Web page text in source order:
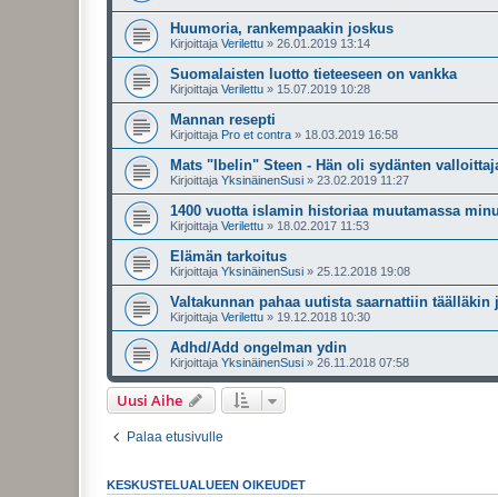
Huumoria, rankempaakin joskus
Kirjoittaja Verilettu » 26.01.2019 13:14
Suomalaisten luotto tieteeseen on vankka
Kirjoittaja Verilettu » 15.07.2019 10:28
Mannan resepti
Kirjoittaja Pro et contra » 18.03.2019 16:58
Mats "Ibelin" Steen - Hän oli sydänten
Kirjoittaja YksinäinenSusi » 23.02.2019 11:27
1400 vuotta islamin historiaa muutamassa
Kirjoittaja Verilettu » 18.02.2017 11:53
Elämän tarkoitus
Kirjoittaja YksinäinenSusi » 25.12.2018 19:08
Valtakunnan pahaa uutista saarnattiin täälläkin
Kirjoittaja Verilettu » 19.12.2018 10:30
Adhd/Add ongelman ydin
Kirjoittaja YksinäinenSusi » 26.11.2018 07:58
Uusi Aihe
Palaa etusivulle
KESKUSTELUALUEEN OIKEUDET